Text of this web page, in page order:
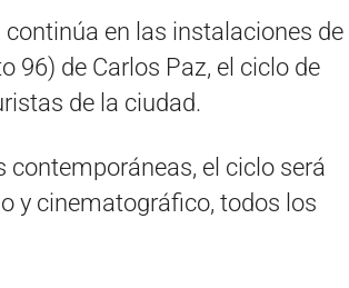
en las instalaciones de
96) de Carlos Paz, el ciclo de
de la ciudad.
el ciclo será
y cinematográfico, todos los